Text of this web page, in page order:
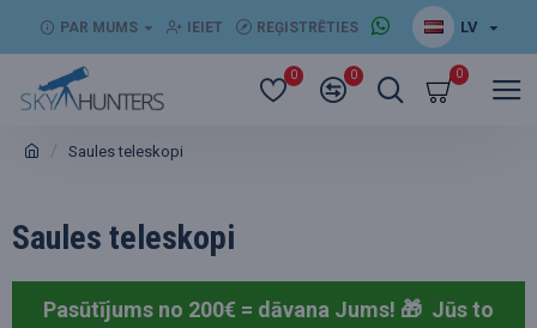
PAR MUMS IEIET REĢISTRĒTIES LV
0 0 0
Saules teleskopi
Saules teleskopi
Pasūtījums no 200€ = dāvana Jums! 🎁 Jūs to